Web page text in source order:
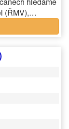
(ŘMV),…